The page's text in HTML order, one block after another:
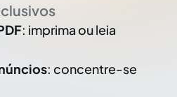
: imprima ou leia
: concentre-se